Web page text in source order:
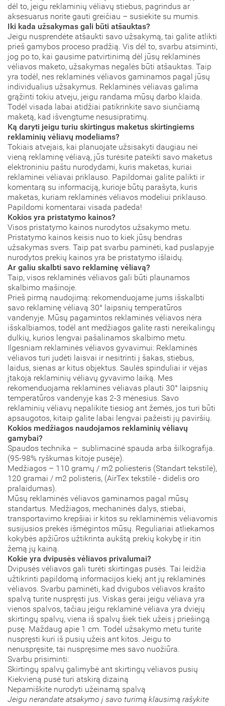
dėl to, jeigu reklaminių vėliavų stiebus, pagrindus ar
aksesuarus norite gauti greičiau – susiekite su mumis.
Iki kada užsakymas gali būti atšauktas?
Jeigu nusprendėte atšaukti savo užsakymą, tai galite atlikti
prieš gamybos proceso pradžią. Vis dėl to, svarbu atsiminti,
jog po to, kai gausime patvirtinimą dėl jūsų reklaminės
vėliavos maketo, užsakymas negalės būti atšauktas. Taip
yra todėl, nes reklaminės vėliavos gaminamos pagal jūsų
individualius užsakymus. Reklaminės vėliavas galima
grąžinti tokiu atveju, jeigu randama mūsų darbo klaida.
Todėl visada labai atidžiai patikrinkite savo siunčiamą
maketą, kad išvengtume nesusipratimų.
Ką daryti jeigu turiu skirtingus maketus skirtingiems
reklaminių vėliavų modeliams?
Tokiais atvejais, kai planuojate užsisakyti daugiau nei
vieną reklaminę vėliavą, jūs turėsite pateikti savo maketus
elektroniniu paštu nurodydami, kuris maketas, kuriai
reklaminei vėliavai priklauso. Papildomai galite palikti ir
komentarą su informaciją, kurioje būtų parašyta, kuris
maketas, kuriam reklaminės vėliavos modeliui priklauso.
Papildomi komentarai visada padeda!
Kokios yra pristatymo kainos?
Visos pristatymo kainos nurodytos užsakymo metu.
Pristatymo kainos keisis nuo to kiek jūsų bendras
užsakymas svers. Taip pat svarbu paminėti, kad puslapyje
nurodytos prekių kainos yra be pristatymo išlaidų.
Ar galiu skalbti savo reklaminę vėliavą?
Taip, visos reklaminės vėliavos gali būti plaunamos
skalbimo mašinoje.
Prieš pirmą naudojimą: rekomenduojame jums išskalbti
savo reklaminę vėliavą 30° laipsnių temperatūros
vandenyje. Mūsų pagamintos reklaminės vėliavos nėra
išskalbiamos, todėl ant medžiagos galite rasti nereikalingų
dulkių, kurios lengvai pašalinamos skalbimo metu.
Ilgesniam reklaminės vėliavos gyvavimui: Reklaminės
vėliavos turi judėti laisvai ir nesitrinti į šakas, stiebus,
laidus, sienas ar kitus objektus. Saulės spinduliai ir vėjas
įtakoja reklaminių vėliavų gyvavimo laiką. Mes
rekomenduojama reklamines vėliavas plauti 30° laipsnių
temperatūros vandenyje kas 2-3 mėnesius. Savo
reklaminių vėliavų nepalikite tiesiog ant žemės, jos turi būti
apsaugotos, kitaip galite labai lengvai pažeisti jų paviršių.
Kokios medžiagos naudojamos reklaminių vėliavų
gamybai?
Spaudos technika – sublimacinė spauda arba šilkografija.
(95-98% ryškumas kitoje pusėje).
Medžiagos – 110 gramų / m2 poliesteris (Standart tekstilė),
120 gramai / m2 polisteris, (AirTex tekstilė - didelis oro
pralaidumas).
Mūsų reklaminės vėliavos gaminamos pagal mūsų
standartus. Medžiagos, mechaninės dalys, stiebai,
transportavimo krepšiai ir kitos su reklaminėmis vėliavomis
susijusios prekės išmėgintos mūsų. Reguliariai atliekamos
kokybės apžiūros užtikrinta aukštą prekių kokybę ir itin
žemą jų kainą.
Kokie yra dvipusės vėliavos privalumai?
Dvipusės vėliavos gali turėti skirtingas pusės. Tai leidžia
užtikrinti papildomą informacijos kiekį ant jų reklaminės
vėliavos. Svarbu paminėti, kad dvigubos vėliavos krašto
spalvą turite nuspręsti jus. Viskas gerai jeigu vėliava yra
vienos spalvos, tačiau jeigu reklaminė vėliava yra dviejų
skirtingų spalvų, viena iš spalvų šiek tiek užeis į priešingą
pusę. Maždaug apie 1 cm. Todėl užsakymo metu turite
nuspręsti kuri iš pusių užeis ant kitos. Jeigu to
nenuspręsite, tai nuspręsime mes savo nuožiūra.
Svarbu prisiminti:
Skirtingų spalvų galimybė ant skirtingų vėliavos pusių
Kiekvieną pusė turi atskirą dizainą
Nepamiškite nurodyti užeinamą spalvą
Jeigu nerandate atsakymo į savo turimą klausimą rašykite